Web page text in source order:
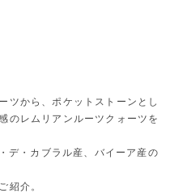
ツから、ポケットストーンとし
のレムリアンルーツクォーツを
デ・カブラル産、バイーア産の
紹介。